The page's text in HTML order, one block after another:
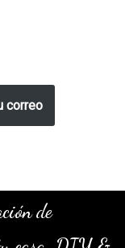
correo
de